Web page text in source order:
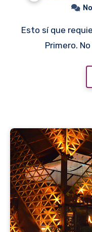
Esto sí que requiere de algunas explicaciones.
Primero.